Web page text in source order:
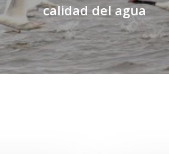
calidad del agua